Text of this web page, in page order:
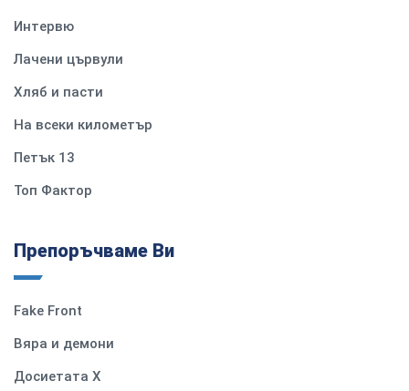
Интервю
Лачени цървули
Хляб и пасти
На всеки километър
Петък 13
Топ Фактор
Препоръчваме Ви
Fake Front
Вяра и демони
Досиетата Х